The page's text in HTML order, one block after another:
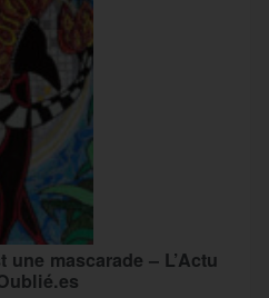
mascarade – L’Actu